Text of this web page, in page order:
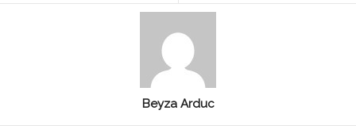
Beyza Arduc